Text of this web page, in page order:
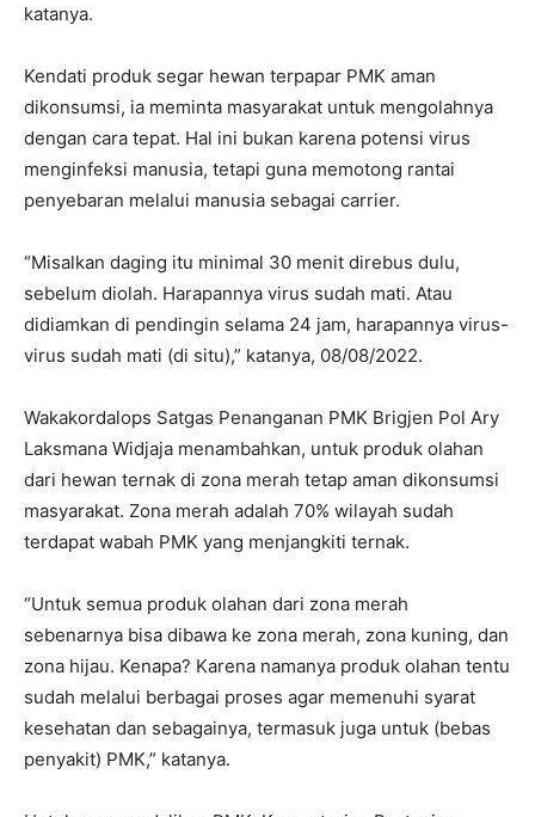
katanya.
Kendati produk segar hewan terpapar PMK aman
dikonsumsi, ia meminta masyarakat untuk mengolahnya
dengan cara tepat. Hal ini bukan karena potensi virus
menginfeksi manusia, tetapi guna memotong rantai
penyebaran melalui manusia sebagai carrier.
“Misalkan daging itu minimal 30 menit direbus dulu,
sebelum diolah. Harapannya virus sudah mati. Atau
didiamkan di pendingin selama 24 jam, harapannya virus-
virus sudah mati (di situ),” katanya, 08/08/2022.
Wakakordalops Satgas Penanganan PMK Brigjen Pol Ary
Laksmana Widjaja menambahkan, untuk produk olahan
dari hewan ternak di zona merah tetap aman dikonsumsi
masyarakat. Zona merah adalah 70% wilayah sudah
terdapat wabah PMK yang menjangkiti ternak.
“Untuk semua produk olahan dari zona merah
sebenarnya bisa dibawa ke zona merah, zona kuning, dan
zona hijau. Kenapa? Karena namanya produk olahan tentu
sudah melalui berbagai proses agar memenuhi syarat
kesehatan dan sebagainya, termasuk juga untuk (bebas
penyakit) PMK,” katanya.